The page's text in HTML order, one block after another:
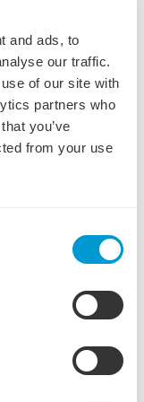
and ads, to
our traffic.
of our site with
partners who
you’ve
from your use
20 - 40 uur
en weet je
voor je!
laten